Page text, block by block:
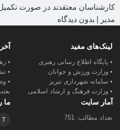
کارشناسان معتقدند در صورت
مدیر
بدون دیدگاه
لینک‌های مفید
• پایگاه اطلاع رسانی رهبری
• وزارت ورزش و جوانان
• سامانه شهرداری تبریز
• وزارت فرهنگ و ارشاد اسلامی
•
•
•
آمار سایت
تعداد مطالب: 751
ما
T